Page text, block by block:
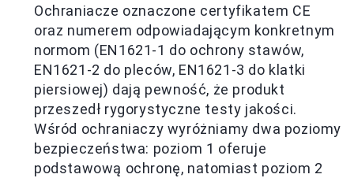
Ochraniacze oznaczone certyfikatem CE
oraz numerem odpowiadającym konkretnym
normom (EN1621-1 do ochrony stawów,
EN1621-2 do pleców, EN1621-3 do klatki
piersiowej) dają pewność, że produkt
przeszedł rygorystyczne testy jakości.
Wśród ochraniaczy wyróżniamy dwa poziomy
bezpieczeństwa: poziom 1 oferuje
podstawową ochronę, natomiast poziom 2